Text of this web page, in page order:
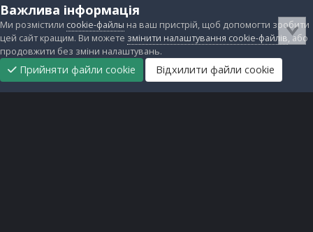
Важлива інформація
Ми розмістили cookie-файлы на ваш пристрій, щоб допомогти зробити
цей сайт кращим. Ви можете змінити налаштування cookie-файлів, або
продовжити без зміни налаштувань.
Прийняти файли cookie Відхилити файли cookie
Головна
Підтримати
нас
Прибрати
рекламу
Завантаження Непрочитані Реєстрація